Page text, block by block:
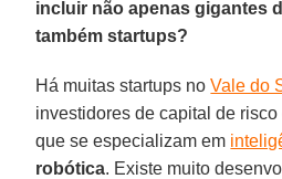
incluir não apenas gigantes
também startups?
Há muitas startups noVale do
investidores de capital de
que se especializam em
robótica. Existe muito